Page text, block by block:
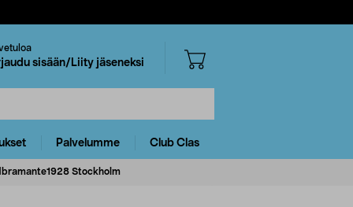
sisään/Liity jäseneksi
Palvelumme Club Clas
Stockholm